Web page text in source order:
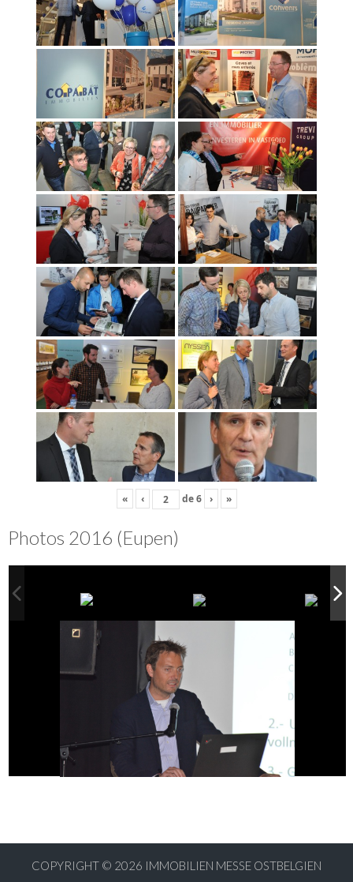
« ‹ de6 › »
Photos 2016 (Eupen)
COPYRIGHT © 2026 IMMOBILIEN MESSE OSTBELGIEN